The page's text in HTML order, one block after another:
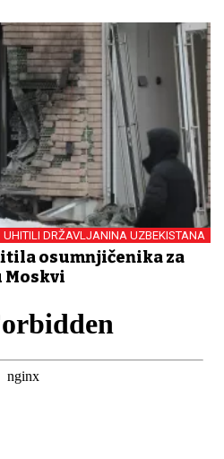
UHITILI DRŽAVLJANINA UZBEKISTANA
osumnjičenika za
Moskvi